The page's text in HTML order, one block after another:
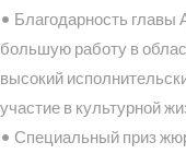
• Благодарность главы
большую работу в
высокий
участие в культурной
• Специальный приз